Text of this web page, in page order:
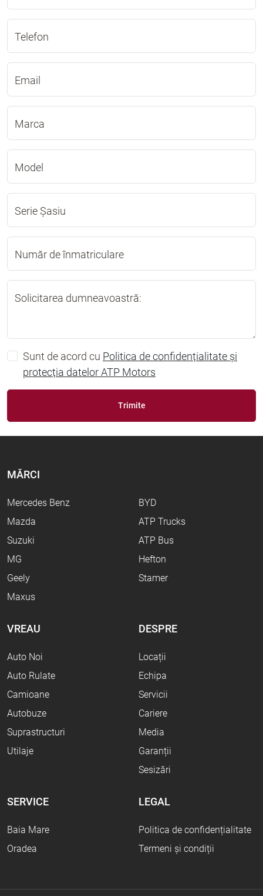
Telefon
Email
Marca
Model
Serie Șasiu
Număr de înmatriculare
Solicitarea dumneavoastră:
Sunt de acord cu Politica de confidențialitate și
protecția datelor ATP Motors
Trimite
MĂRCI
Mercedes Benz
Mazda
Suzuki
MG
Geely
Maxus
BYD
ATP Trucks
ATP Bus
Hefton
Stamer
VREAU
Auto Noi
Auto Rulate
Camioane
Autobuze
Suprastructuri
Utilaje
DESPRE
Locații
Echipa
Servicii
Cariere
Media
Garanții
Sesizări
SERVICE
Baia Mare
Oradea
LEGAL
Politica de confidențialitate
Termeni și condiții